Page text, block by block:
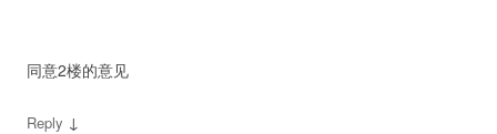
同意2楼的意见
Reply ↓